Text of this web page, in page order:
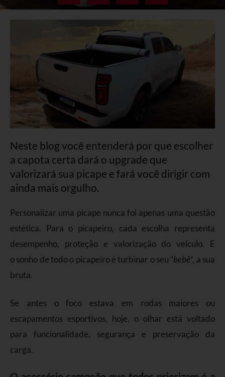
Neste blog você entenderá por que escolher
a capota certa dará o upgrade que
valorizará sua picape e fará você dirigir com
ainda mais orgulho.
Personalizar uma picape nunca foi apenas uma questão
estética. Para o picapeiro, cada escolha representa
desempenho, proteção e valorização do veículo. E
o sonho de todo o picapeiro é turbinar o seu “bebê”, a sua
bruta.
Se antes o foco estava em rodas maiores ou
escapamentos esportivos, hoje, o olhar está voltado
para funcionalidade, segurança e preservação da
carga.